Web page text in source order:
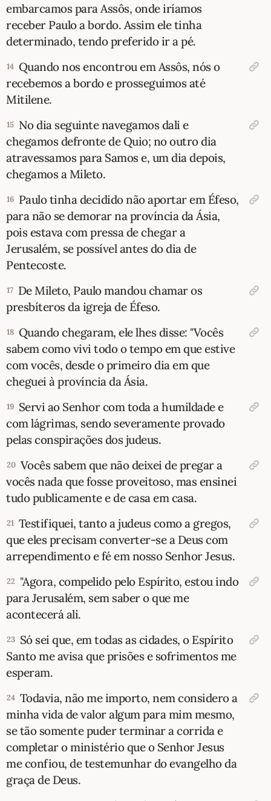
embarcamos para Assôs, onde iríamos
receber Paulo a bordo. Assim ele tinha
determinado, tendo preferido ir a pé.
14 Quando nos encontrou em Assôs, nós o
recebemos a bordo e prosseguimos até
Mitilene.
15 No dia seguinte navegamos dali e
chegamos defronte de Quio; no outro dia
atravessamos para Samos e, um dia depois,
chegamos a Mileto.
16 Paulo tinha decidido não aportar em Éfeso,
para não se demorar na província da Ásia,
pois estava com pressa de chegar a
Jerusalém, se possível antes do dia de
Pentecoste.
17 De Mileto, Paulo mandou chamar os
presbíteros da igreja de Éfeso.
18 Quando chegaram, ele lhes disse: "Vocês
sabem como vivi todo o tempo em que estive
com vocês, desde o primeiro dia em que
cheguei à província da Ásia.
19 Servi ao Senhor com toda a humildade e
com lágrimas, sendo severamente provado
pelas conspirações dos judeus.
20 Vocês sabem que não deixei de pregar a
vocês nada que fosse proveitoso, mas ensinei
tudo publicamente e de casa em casa.
21 Testifiquei, tanto a judeus como a gregos,
que eles precisam converter-se a Deus com
arrependimento e fé em nosso Senhor Jesus.
22 "Agora, compelido pelo Espírito, estou indo
para Jerusalém, sem saber o que me
acontecerá ali.
23 Só sei que, em todas as cidades, o Espírito
Santo me avisa que prisões e sofrimentos me
esperam.
24 Todavia, não me importo, nem considero a
minha vida de valor algum para mim mesmo,
se tão somente puder terminar a corrida e
completar o ministério que o Senhor Jesus
me confiou, de testemunhar do evangelho da
graça de Deus.